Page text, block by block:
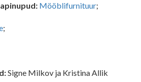
Mööblifurnituur;
;
Signe Milkov ja Kristina Allik